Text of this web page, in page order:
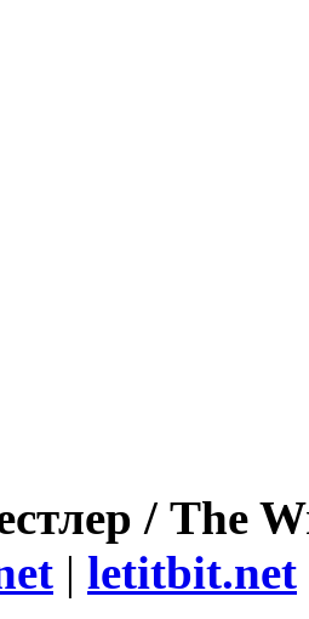
/ The
| letitbit.net